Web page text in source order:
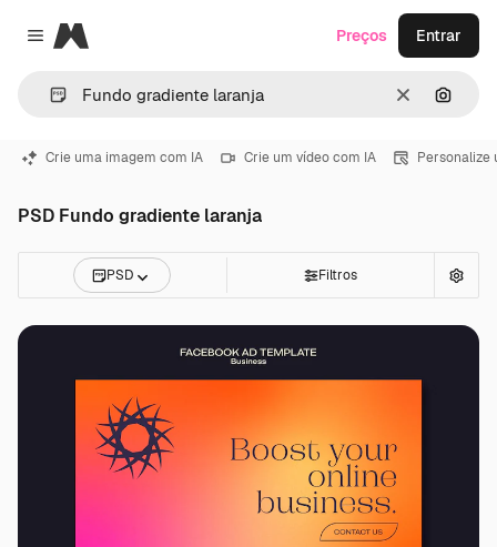
Close menu
Magnific
Limpar
Preços Entrar
Crie uma imagem com IA Crie um vídeo com IA Personalize
PSD Fundo gradiente laranja
PSD Filtros